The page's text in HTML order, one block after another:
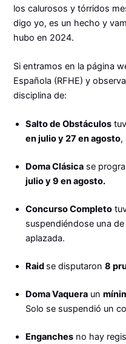
los calurosos y tórridos
digo yo, es un hecho y
hubo en 2024.
Si entramos en la página
Española (RFHE) y
disciplina de:
Salto de Obstáculos
en julio y 27 en agosto,
Doma Clásica se
julio y 9 en agosto.
Concurso Completo
suspendiéndose una
aplazada.
Raid se disputaron8
Doma Vaquera un
Solo se suspendió un
Enganches no hay